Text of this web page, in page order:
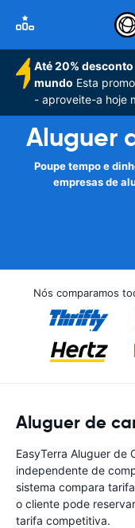
Até 20%
mundo Esta
- aproveite-a hoje
Aluguer
Poupe tempo e
empresas de
Nós comparamos
Aluguer de
EasyTerra Aluguer de
independente de
sistema compara
o cliente pode
tarifa competitiva.